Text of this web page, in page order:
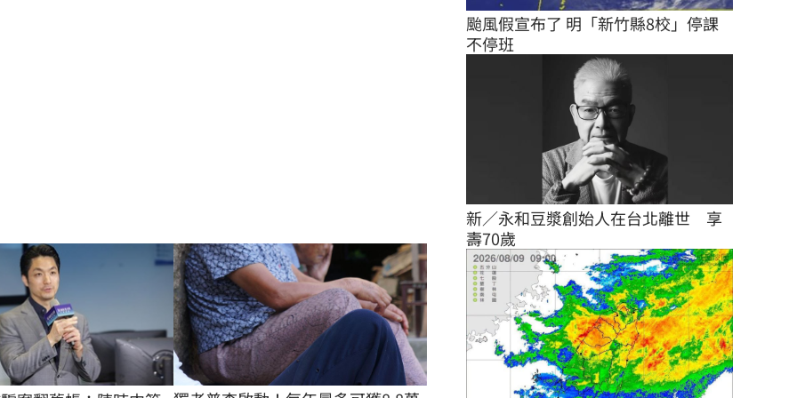
颱風假宣布了 明「新竹縣8校」停課
不停班
新／永和豆漿創始人在台北離世　享
壽70歲